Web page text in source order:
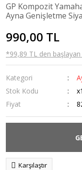
GP Kompozit
Ayna Genişletme
990,00 TL
*99,89 TL den
Kategori
Stok Kodu
Fiyat
Karşılaştır